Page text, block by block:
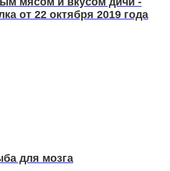
от 22 октября 2019 года
для мозга